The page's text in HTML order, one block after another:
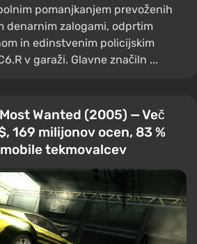
pomanjkanjem prevoženih
denarnim zalogami, odprtim
in edinstvenim policijskim
v garaži. Glavne značiln ...
Wanted (2005) — Več
169 milijonov ocen, 83 %
tekmovalcev